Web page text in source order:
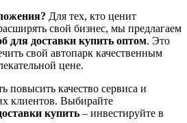
Для тех, кто ценит
свой бизнес, мы предлагаем
для доставки купить оптом. Это
свой автопарк качественным
цене.
повысить качество сервиса и
клиентов. Выбирайте
купить – инвестируйте в